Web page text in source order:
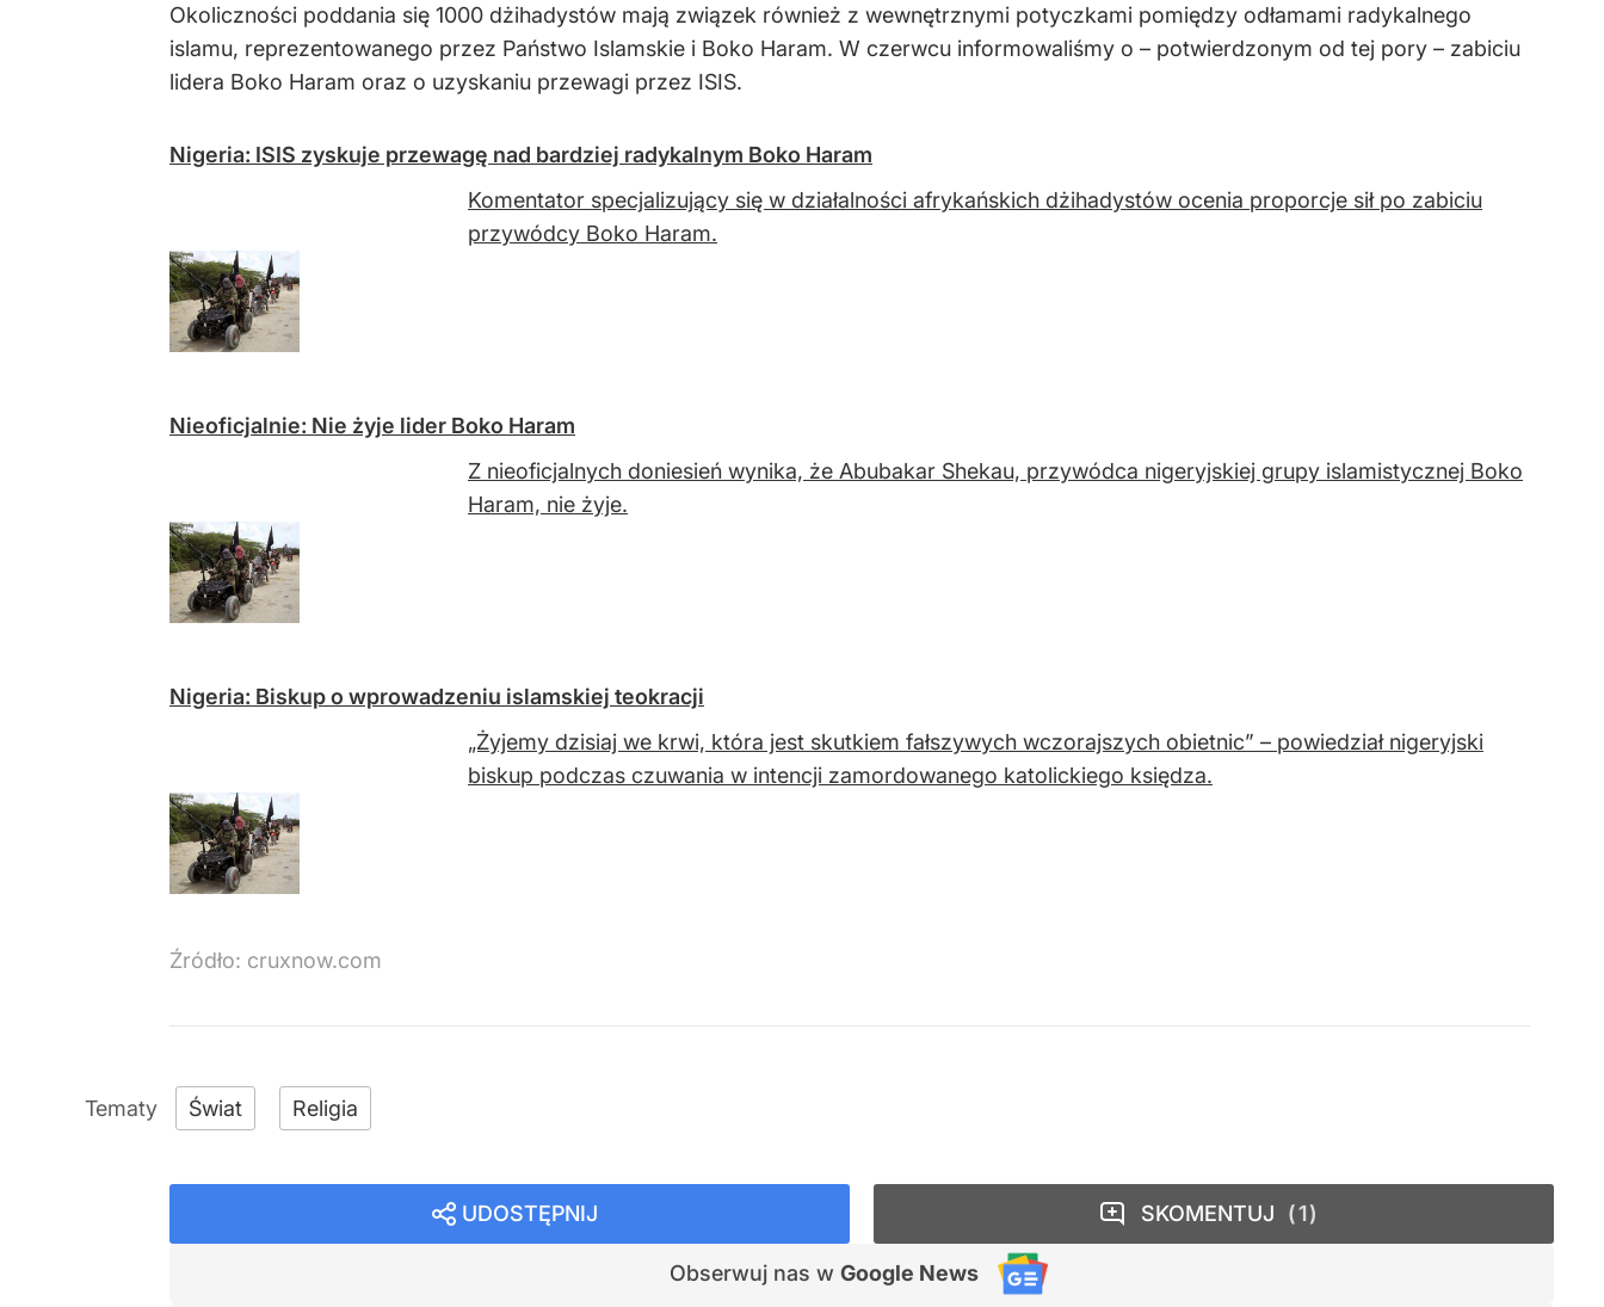
Okoliczności poddania się 1000 dżihadystów mają związek również z wewnętrznymi potyczkami pomiędzy odłamami radykalnego
islamu, reprezentowanego przez Państwo Islamskie i Boko Haram. W czerwcu informowaliśmy o – potwierdzonym od tej pory – zabiciu
lidera Boko Haram oraz o uzyskaniu przewagi przez ISIS.
Nigeria: ISIS zyskuje przewagę nad bardziej radykalnym Boko Haram
Komentator specjalizujący się w działalności afrykańskich dżihadystów ocenia proporcje sił po zabiciu
przywódcy Boko Haram.
Nieoficjalnie: Nie żyje lider Boko Haram
Z nieoficjalnych doniesień wynika, że Abubakar Shekau, przywódca nigeryjskiej grupy islamistycznej Boko
Haram, nie żyje.
Nigeria: Biskup o wprowadzeniu islamskiej teokracji
„Żyjemy dzisiaj we krwi, która jest skutkiem fałszywych wczorajszych obietnic” – powiedział nigeryjski
biskup podczas czuwania w intencji zamordowanego katolickiego księdza.
Źródło: cruxnow.com
Świat Religia
UDOSTĘPNIJ
Obserwuj nas w Google News
SKOMENTUJ 1